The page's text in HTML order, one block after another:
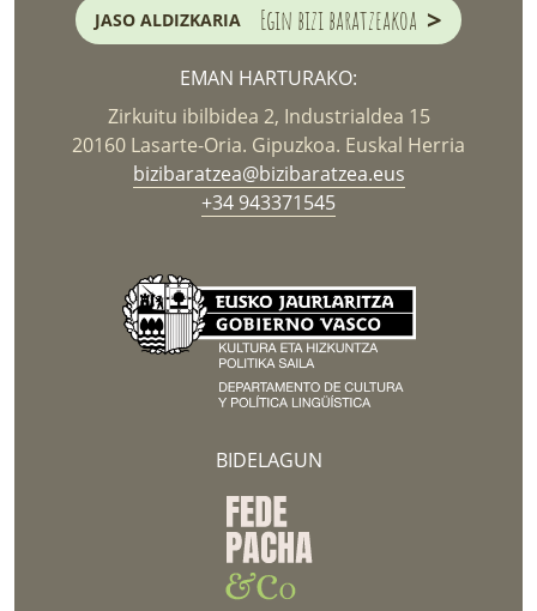
JASO ALDIZKARIA Egin bizi baratzeakoa >
EMAN HARTURAKO:
Zirkuitu ibilbidea 2, Industrialdea 15
20160 Lasarte-Oria. Gipuzkoa. Euskal Herria
bizibaratzea@bizibaratzea.eus
+34 943371545
BIDELAGUN